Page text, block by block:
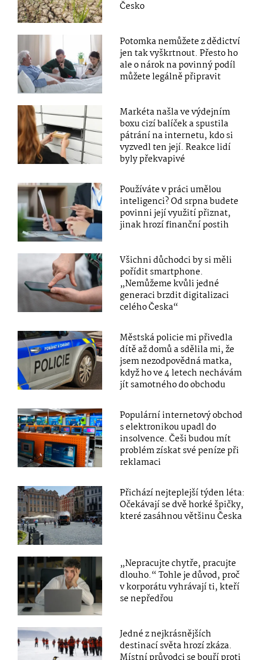
Česko
Potomka nemůžete z dědictví
jen tak vyškrtnout. Přesto ho
ale o nárok na povinný podíl
můžete legálně připravit
Markéta našla ve výdejním
boxu cizí balíček a spustila
pátrání na internetu, kdo si
vyzvedl ten její. Reakce lidí
byly překvapivé
Používáte v práci umělou
inteligenci? Od srpna budete
povinni její využití přiznat,
jinak hrozí finanční postih
Všichni důchodci by si měli
pořídit smartphone.
„Nemůžeme kvůli jedné
generaci brzdit digitalizaci
celého Česka“
Městská policie mi přivedla
dítě až domů a sdělila mi, že
jsem nezodpovědná matka,
když ho ve 4 letech nechávám
jít samotného do obchodu
Populární internetový obchod
s elektronikou upadl do
insolvence. Češi budou mít
problém získat své peníze při
reklamaci
Přichází nejteplejší týden léta:
Očekávají se dvě horké špičky,
které zasáhnou většinu Česka
„Nepracujte chytře, pracujte
dlouho.“ Tohle je důvod, proč
v korporátu vyhrávají ti, kteří
se nepředřou
Jedné z nejkrásnějších
destinací světa hrozí zkáza.